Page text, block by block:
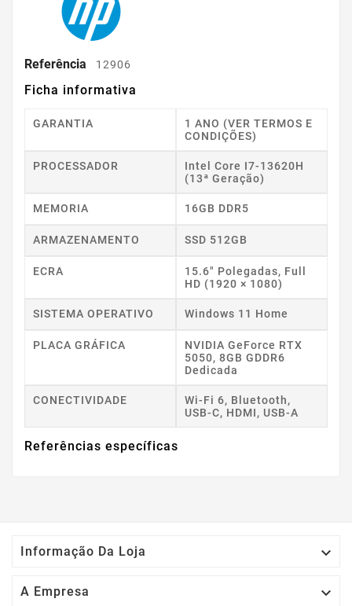
Referência 12906
Ficha informativa
GARANTIA
1 ANO (VER TERMOS E
CONDIÇÕES)
PROCESSADOR
Intel Core I7-13620H
(13ª Geração)
MEMORIA 16GB DDR5
ARMAZENAMENTO SSD 512GB
ECRA
15.6" Polegadas, Full
HD (1920 × 1080)
SISTEMA OPERATIVO Windows 11 Home
PLACA GRÁFICA
NVIDIA GeForce RTX
5050, 8GB GDDR6
Dedicada
CONECTIVIDADE
Wi-Fi 6, Bluetooth,
USB-C, HDMI, USB-A
Referências específicas
Informação Da Loja 
A Empresa 